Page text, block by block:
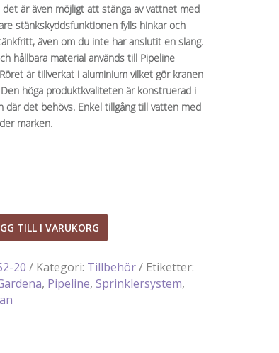
är även möjligt att stänga av vattnet med
stänkskyddsfunktionen fylls hinkar och
även om du inte har anslutit en slang.
hållbara material används till Pipeline
är tillverkat i aluminium vilket gör kranen
höga produktkvaliteten är konstruerad i
där det behövs. Enkel tillgång till vatten med
marken.
TILL I VARUKORG
20 Kategori: Tillbehör
Etiketter:
, Pipeline, Sprinklersystem,